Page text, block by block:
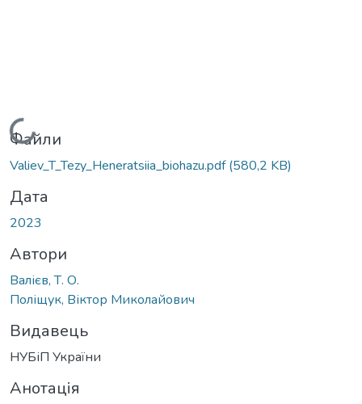
Вантажиться...
Файли
Valiev_T_Tezy_Heneratsiia_biohazu.pdf(580,2 KB)
Дата
2023
Автори
Валієв, Т. О.
Поліщук, Віктор Миколайович
Видавець
НУБіП України
Анотація